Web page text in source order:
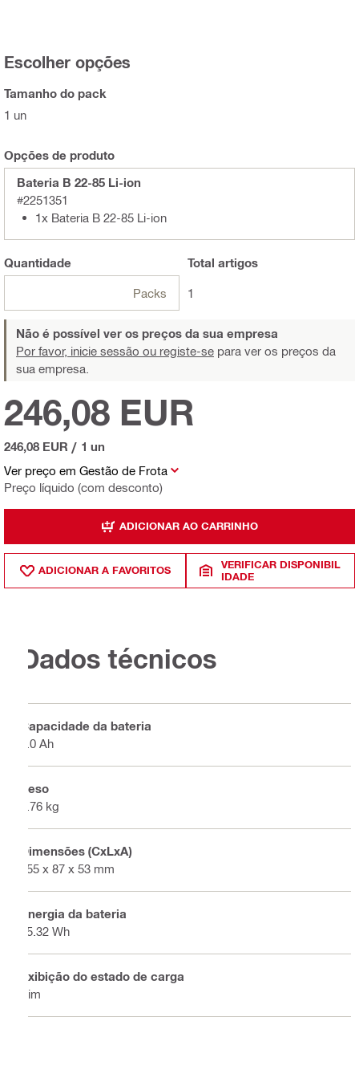
Escolher opções
Tamanho do pack
1 un
Opções de produto
Bateria B 22-85 Li-ion
#2251351
1x Bateria B 22-85 Li-ion
Quantidade
Packs
Total artigos
1
Não é possível ver os preços da sua empresa
Por favor, inicie sessão ou registe-se para ver os preços da
sua empresa.
Ver preço em Gestão de Frota
Preço líquido (com desconto)
246,08 EUR
246,08 EUR / 1 un
ADICIONAR AO CARRINHO
ADICIONAR A FAVORITOS
VERIFICAR DISPONIBIL
IDADE
Dados técnicos
Capacidade da bateria
4.0 Ah
Peso
0.76 kg
Dimensões (CxLxA)
155 x 87 x 53 mm
Energia da bateria
85.32 Wh
Exibição do estado de carga
Sim